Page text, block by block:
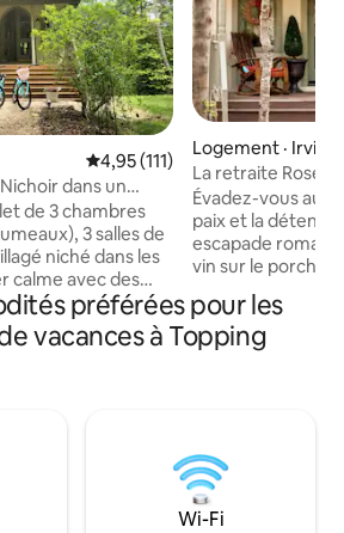
Note moyenne de 4,95 sur 5,
4,95 (111)
dans un
de 3 chambres
3 salles de
niché dans les
calme avec des
quai. Escapade
la famille.
vélo jusqu'à la
huîtres ! Proche
par câble haut de
pour votre
Logement ·
La retraite Rosé :
piscine –
Évadez-vous au
paix et la
escapade
vin sur le porche
au bord de la
naviguez sur les
kayak et flânez
restaurants/
tout. Profitez
nous ne jugeons
que vous êtes ici. Suivez-nous sur IG :
préférées pour les
vacances à Topping
Wi-Fi